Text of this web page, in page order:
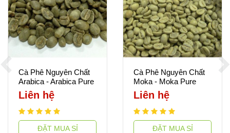
Cà Phê Nguyên Chất
Arabica - Arabica Pure
Coffee
Liên hệ
ĐẶT MUA SỈ
Cà Phê Nguyên Chất
Moka - Moka Pure
Coffee
Liên hệ
ĐẶT MUA SỈ